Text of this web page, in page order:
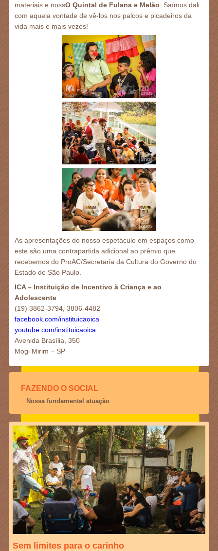
materiais e nossO Quintal de Fulana e Melão . Saímos dali
com aquela vontade de vê-los nos palcos e picadeiros da
vida mais e mais vezes!
As apresentações do nosso espetáculo em espaços como
este são uma contrapartida adicional ao prêmio que
recebemos do ProAC/Secretaria da Cultura do Governo do
Estado de São Paulo.
ICA – Instituição de Incentivo à Criança e ao
Adolescente
(19) 3862-3794, 3806-4482
facebook.com/instituicaoica
youtube.com/instituicaoica
Avenida Brasília, 350
Mogi Mirim – SP
FAZENDO O SOCIAL
Nossa fundamental atuação
Sem limites para o carinho